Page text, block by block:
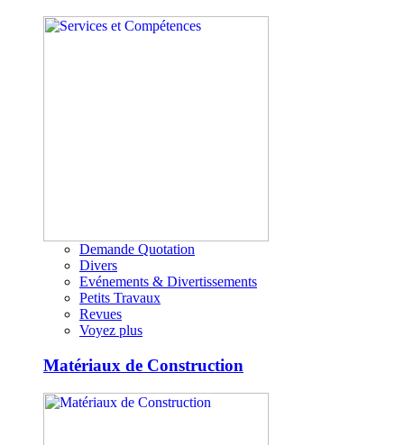
Demande Quotation
Divers
Evénements & Divertissements
Petits Travaux
Revues
Voyez plus
Matériaux de Construction